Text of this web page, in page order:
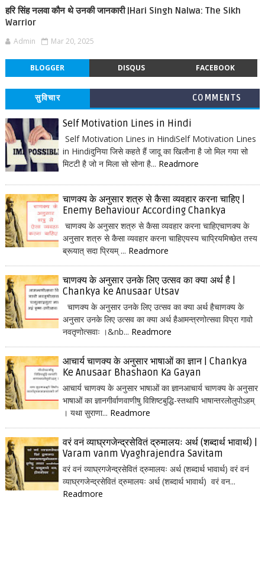
हरि सिंह नलवा कौन थे उनकी जानकारी |Hari Singh Nalwa: The Sikh
Warrior
Admin Mar 20, 2025
BLOGGER DISQUS FACEBOOK
सुविचार COMMENTS
Self Motivation Lines in Hindi
Self Motivation Lines in HindiSelf Motivation Lines
in Hindiदुनिया जिसे कहते हैं जादू का खिलौना है जो मिल गया सो
मिटटी है जो न मिला सो सोना है... Readmore
चाणक्य के अनुसार शत्रु से कैसा व्यवहार करना चाहिए |
Enemy Behaviour According Chankya
चाणक्य के अनुसार शत्रु से कैसा व्यवहार करना चाहिएचाणक्य के
अनुसार शत्रु से कैसा व्यवहार करना चाहिएयस्य चाप्रियमिच्छेत तस्य
ब्रूयात् सदा प्रियम् ... Readmore
चाणक्य के अनुसार उनके लिए उत्सव का क्या अर्थ है |
Chankya ke Anusaar Utsav
चाणक्य के अनुसार उनके लिए उत्सव का क्या अर्थ हैचाणक्य के
अनुसार उनके लिए उत्सव का क्या अर्थ हैआमन्त्रणोत्सवा विप्रा गावो
नवतृणोत्सवाः ।&nb... Readmore
आचार्य चाणक्य के अनुसार भाषाओं का ज्ञान | Chankya
Ke Anusaar Bhashaon Ka Gayan
आचार्य चाणक्य के अनुसार भाषाओं का ज्ञानआचार्य चाणक्य के अनुसार
भाषाओं का ज्ञानगीर्वाणवाणीषु विशिष्टबुद्धि-स्तथापि भाषान्तरलोलुपोऽहम्
। यथा सुराणा... Readmore
वरं वनं व्याघ्रगजेन्द्रसेवितं द्रुमालयः अर्थ (शब्दार्थ भावार्थ) |
Varam vanm Vyaghrajendra Savitam
वरं वनं व्याघ्रगजेन्द्रसेवितं द्रुमालयः अर्थ (शब्दार्थ भावार्थ) वरं वनं
व्याघ्रगजेन्द्रसेवितं द्रुमालयः अर्थ (शब्दार्थ भावार्थ) वरं वन...
Readmore